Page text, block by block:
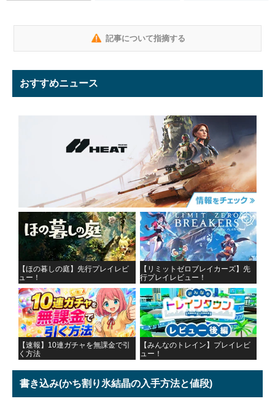
記事について指摘する
おすすめニュース
【ほの暮しの庭】先行プレイレビ
ュー！
【リミットゼロブレイカーズ】先
行プレイレビュー！
【速報】10連ガチャを無課金で引
く方法
【みんなのトレイン】プレイレビ
ュー！
書き込み(かち割り氷結晶の入手方法と値段)